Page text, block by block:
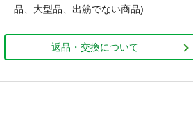
品、大型品、出筋でない商品)
返品・交換について